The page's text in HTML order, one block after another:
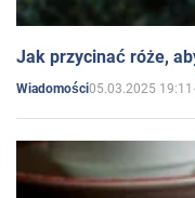
Jak przycinać róże,
Wiadomości05.03.2025 19:11